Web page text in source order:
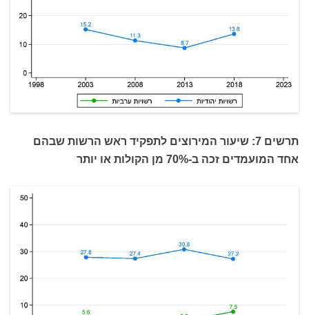
תרשים 7: שיעור המירוצים לתפקיד ראש הרשות שבהם
אחד המועמדים זכה ב-70% מן הקולות או יותר